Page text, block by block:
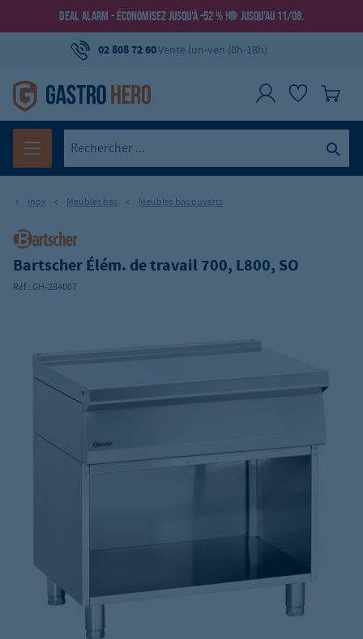
DEAL ALARM - ÉCONOMISEZ JUSQU’À -52 % ! JUSQU’AU 11/08.
02 808 72 60Vente lun-ven (8h-18h)
Inox Meubles bas Meubles bas ouverts
Bartscher Élém. de travail 700, L800, SO
Réf.: GH-284007